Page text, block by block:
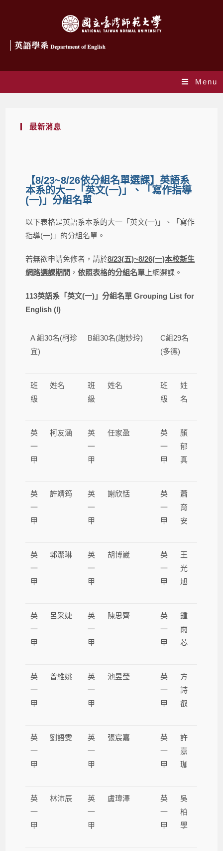
Menu
最新消息
【8/23~8/26依分組名單選課】英語系
本系的大一「英文(一)」、「寫作指導
(一)」分組名單
以下表格是英語系本系的大一「英文(一)」、「寫作
指導(一)」的分組名單。
若無欲申請免修者，請於8/23(五)~8/26(一)本校新生
網路選課期間 ，依照表格的分組名單 上網選課。
113英語系「英文(一) 」分組名單 Grouping List for
English (I)
A 組30名(柯珍
宜)
B組30名(謝妙玲)
C組29名
(多德)
班
級
姓名
班
級
姓名
班
級
姓
名
英
一
甲
柯友涵
英
一
甲
任家盈
英
一
甲
顏
郁
真
英
一
甲
許靖筠
英
一
甲
謝欣恬
英
一
甲
蕭
育
安
英
一
甲
郭潔琳
英
一
甲
胡博崴
英
一
甲
王
光
旭
英
一
甲
呂采婕
英
一
甲
陳思齊
英
一
甲
鍾
雨
芯
英
一
甲
曾維姚
英
一
甲
池昱瑩
英
一
甲
方
詩
叡
英
一
甲
劉語雯
英
一
甲
張宸嘉
英
一
甲
許
嘉
珈
英
一
甲
林沛辰
英
一
甲
盧瑋澤
英
一
甲
吳
柏
學